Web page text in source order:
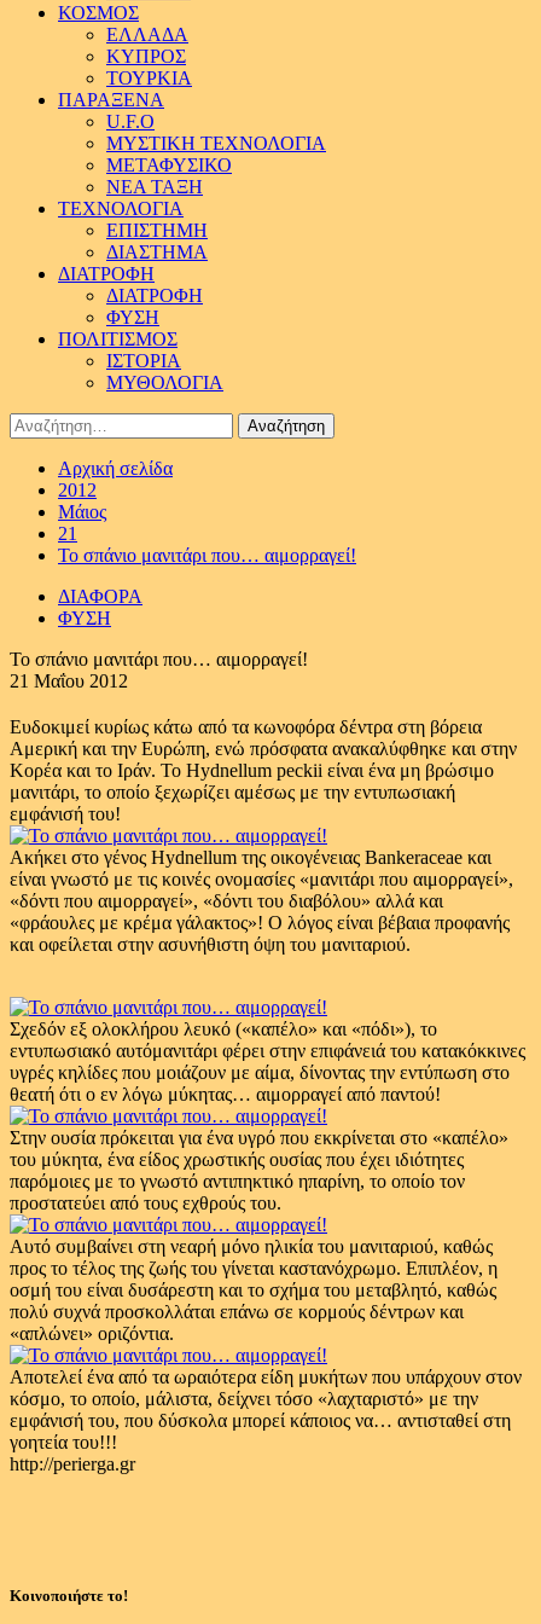
ΚΟΣΜΟΣ
ΕΛΛΑΔΑ
ΚΥΠΡΟΣ
ΤΟΥΡΚΙΑ
ΠΑΡΑΞΕΝΑ
U.F.O
ΜΥΣΤΙΚΗ ΤΕΧΝΟΛΟΓΙΑ
ΜΕΤΑΦΥΣΙΚΟ
ΝΕΑ ΤΑΞΗ
ΤΕΧΝΟΛΟΓΙΑ
ΕΠΙΣΤΗΜΗ
ΔΙΑΣΤΗΜΑ
ΔΙΑΤΡΟΦΗ
ΔΙΑΤΡΟΦΗ
ΦΥΣΗ
ΠΟΛΙΤΙΣΜΟΣ
ΙΣΤΟΡΙΑ
ΜΥΘΟΛΟΓΙΑ
Αναζήτηση
για:
Αρχική σελίδα
2012
Μάιος
21
Το σπάνιο μανιτάρι που… αιμορραγεί!
ΔΙΑΦΟΡΑ
ΦΥΣΗ
Το σπάνιο μανιτάρι που… αιμορραγεί!
21 Μαΐου 2012
Ευδοκιμεί κυρίως κάτω από τα κωνοφόρα δέντρα στη βόρεια
Αμερική και την Ευρώπη, ενώ πρόσφατα ανακαλύφθηκε και στην
Κορέα και το Ιράν. Το Hydnellum peckii είναι ένα μη βρώσιμο
μανιτάρι, το οποίο ξεχωρίζει αμέσως με την εντυπωσιακή
εμφάνισή του!
Ακήκει στο γένος Hydnellum της οικογένειας Bankeraceae και
είναι γνωστό με τις κοινές ονομασίες «μανιτάρι που αιμορραγεί»,
«δόντι που αιμορραγεί», «δόντι του διαβόλου» αλλά και
«φράουλες με κρέμα γάλακτος»! Ο λόγος είναι βέβαια προφανής
και οφείλεται στην ασυνήθιστη όψη του μανιταριού.
Σχεδόν εξ ολοκλήρου λευκό («καπέλο» και «πόδι»), το
εντυπωσιακό αυτόμανιτάρι φέρει στην επιφάνειά του κατακόκκινες
υγρές κηλίδες που μοιάζουν με αίμα, δίνοντας την εντύπωση στο
θεατή ότι ο εν λόγω μύκητας… αιμορραγεί από παντού!
Στην ουσία πρόκειται για ένα υγρό που εκκρίνεται στο «καπέλο»
του μύκητα, ένα είδος χρωστικής ουσίας που έχει ιδιότητες
παρόμοιες με το γνωστό αντιπηκτικό ηπαρίνη, το οποίο τον
προστατεύει από τους εχθρούς του.
Αυτό συμβαίνει στη νεαρή μόνο ηλικία του μανιταριού, καθώς
προς το τέλος της ζωής του γίνεται καστανόχρωμο. Επιπλέον, η
οσμή του είναι δυσάρεστη και το σχήμα του μεταβλητό, καθώς
πολύ συχνά προσκολλάται επάνω σε κορμούς δέντρων και
«απλώνει» οριζόντια.
Αποτελεί ένα από τα ωραιότερα είδη μυκήτων που υπάρχουν στον
κόσμο, το οποίο, μάλιστα, δείχνει τόσο «λαχταριστό» με την
εμφάνισή του, που δύσκολα μπορεί κάποιος να… αντισταθεί στη
γοητεία του!!!
http://perierga.gr
Κοινοποιήστε το!